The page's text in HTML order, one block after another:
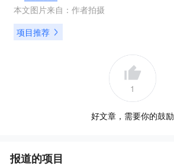
本文图片来自： 作者拍摄
项目推荐
1
好文章，需要你的鼓励
报道的项目